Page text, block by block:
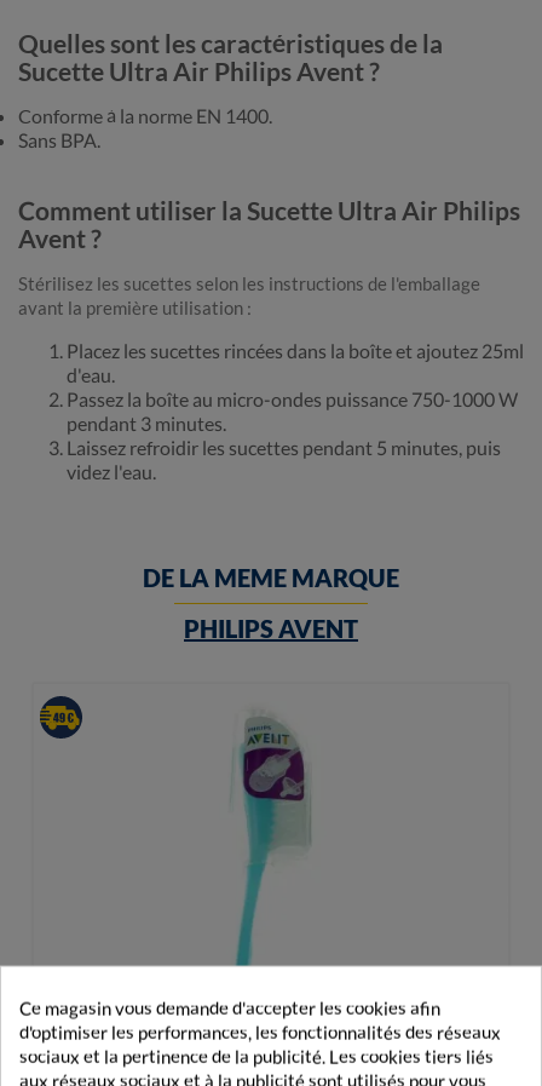
Quelles sont les caractéristiques de la
Sucette Ultra Air Philips Avent ?
Conforme à la norme EN 1400.
Sans BPA.
Comment utiliser la Sucette Ultra Air Philips
Avent ?
Stérilisez les sucettes selon les instructions de l'emballage
avant la première utilisation :
Placez les sucettes rincées dans la boîte et ajoutez 25ml
d'eau.
Passez la boîte au micro-ondes puissance 750-1000 W
pendant 3 minutes.
Laissez refroidir les sucettes pendant 5 minutes, puis
videz l'eau.
DE LA MEME MARQUE
PHILIPS AVENT
Ce magasin vous demande d'accepter les cookies afin
d'optimiser les performances, les fonctionnalités des réseaux
sociaux et la pertinence de la publicité. Les cookies tiers liés
aux réseaux sociaux et à la publicité sont utilisés pour vous